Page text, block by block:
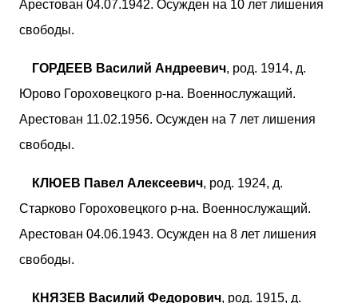
Арестован 04.07.1942. Осужден на 10 лет лишения
свободы.
ГОРДЕЕВ Василий Андреевич, род. 1914, д.
Юрово Гороховецкого р-на. Военнослужащий.
Арестован 11.02.1956. Осужден на 7 лет лишения
свободы.
КЛЮЕВ Павел Алексеевич, род. 1924, д.
Старково Гороховецкого р-на. Военнослужащий.
Арестован 04.06.1943. Осужден на 8 лет лишения
свободы.
КНЯЗЕВ Василий Федорович, род. 1915, д.